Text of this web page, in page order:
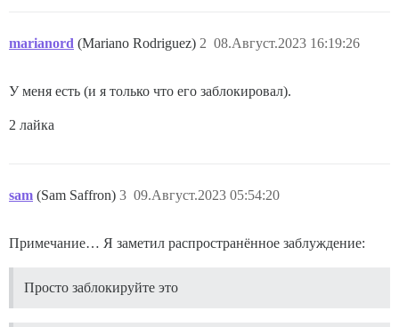
marianord (Mariano Rodriguez) 08.Август.2023 16:19:26
2
У меня есть (и я только что его заблокировал).
2 лайка
sam (Sam Saffron) 09.Август.2023 05:54:20
3
Примечание… Я заметил распространённое заблуждение:
Просто заблокируйте это